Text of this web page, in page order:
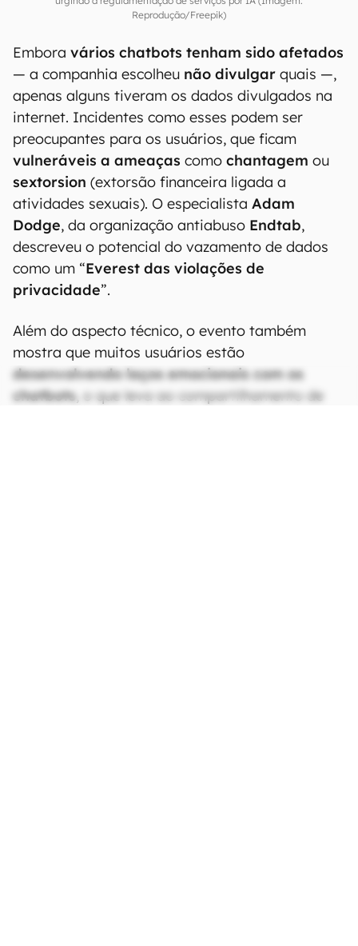
Reprodução/Freepik)
Embora vários chatbots tenham sido afetados
— a companhia escolheu não divulgar quais —,
apenas alguns tiveram os dados divulgados na
internet. Incidentes como esses podem ser
preocupantes para os usuários, que ficam
vulneráveis a ameaças como chantagem ou
sextorsion (extorsão financeira ligada a
atividades sexuais). O especialista Adam
Dodge, da organização antiabuso Endtab,
descreveu o potencial do vazamento de dados
como um “Everest das violações de
privacidade”.
Além do aspecto técnico, o evento também
mostra que muitos usuários estão
desenvolvendo laços emocionais com os
chatbots, o que leva ao compartilhamento de